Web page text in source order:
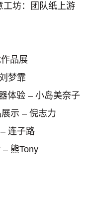
工坊：团队纸上游
品展
梦霏
体验 – 小岛美奈子
示 – 倪志力
连子路
熊Tony